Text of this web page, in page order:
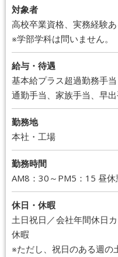
対象者
高校卒業資格、実務経験あ
※学部学科は問いません。
給与・待遇
基本給プラス超過勤務手当
通勤手当、家族手当、早
勤務地
本社・工場
勤務時間
AM8：30～PM5：15 昼休
休日・休暇
土日祝日／会社年間休日
休暇
※ただし、祝日のある週の